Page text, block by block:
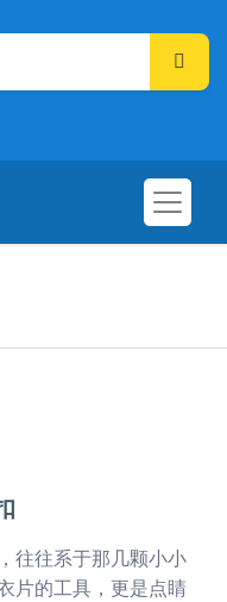
往往系于那几颗小小
片的工具，更是点睛